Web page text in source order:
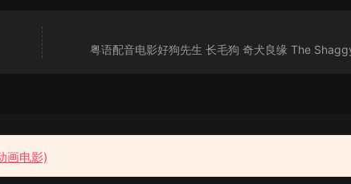
粤语配音电影好狗先生 长毛狗 奇犬良缘 The
画电影)